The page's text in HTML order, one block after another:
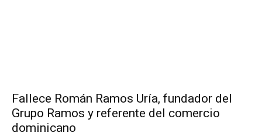
Fallece Román Ramos Uría, fundador del
Grupo Ramos y referente del comercio
dominicano